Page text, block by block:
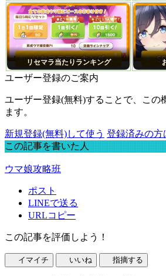
リセマラ当たりランキング
ユーザー登録のご案内
ユーザー登録(無料)することで、この
ます。
新規登録(無料)して使う 登録済みの方
この記事を書いた人
ウマ娘攻略班
ポスト
LINEで送る
URLコピー
この記事を評価しよう！
イマイチ いいね 指摘する